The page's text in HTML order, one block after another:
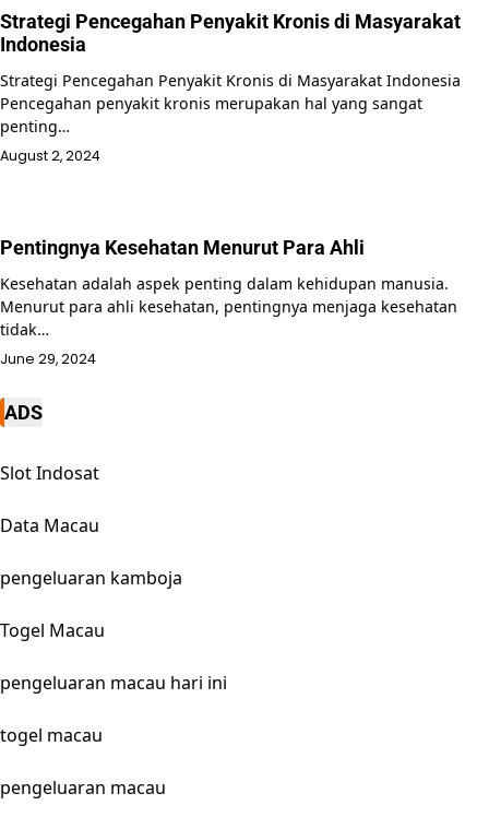
Strategi Pencegahan Penyakit Kronis di Masyarakat
Indonesia
Strategi Pencegahan Penyakit Kronis di Masyarakat Indonesia
Pencegahan penyakit kronis merupakan hal yang sangat
penting…
August 2, 2024
Pentingnya Kesehatan Menurut Para Ahli
Kesehatan adalah aspek penting dalam kehidupan manusia.
Menurut para ahli kesehatan, pentingnya menjaga kesehatan
tidak…
June 29, 2024
ADS
Slot Indosat
Data Macau
pengeluaran kamboja
Togel Macau
pengeluaran macau hari ini
togel macau
pengeluaran macau